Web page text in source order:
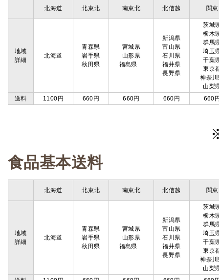
北海道 北東北 南東北 北信越 関東
地域
詳細
北海道
青森県
岩手県
秋田県
宮城県
山形県
福島県
新潟県
富山県
石川県
福井県
長野県
茨城
栃木
群馬
埼玉
千葉
東京
神奈
山梨
送料
1100円 660円 660円 660円 660
食品基本送料
北海道 北東北 南東北 北信越 関東
地域
詳細
北海道
青森県
岩手県
秋田県
宮城県
山形県
福島県
新潟県
富山県
石川県
福井県
長野県
茨城
栃木
群馬
埼玉
千葉
東京
神奈
山梨